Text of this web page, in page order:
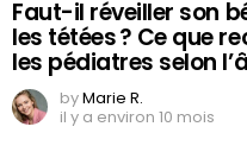
Faut-il réveiller son
les tétées ? Ce que
les pédiatres selon
byMarie R.
il y a environ 10 mois